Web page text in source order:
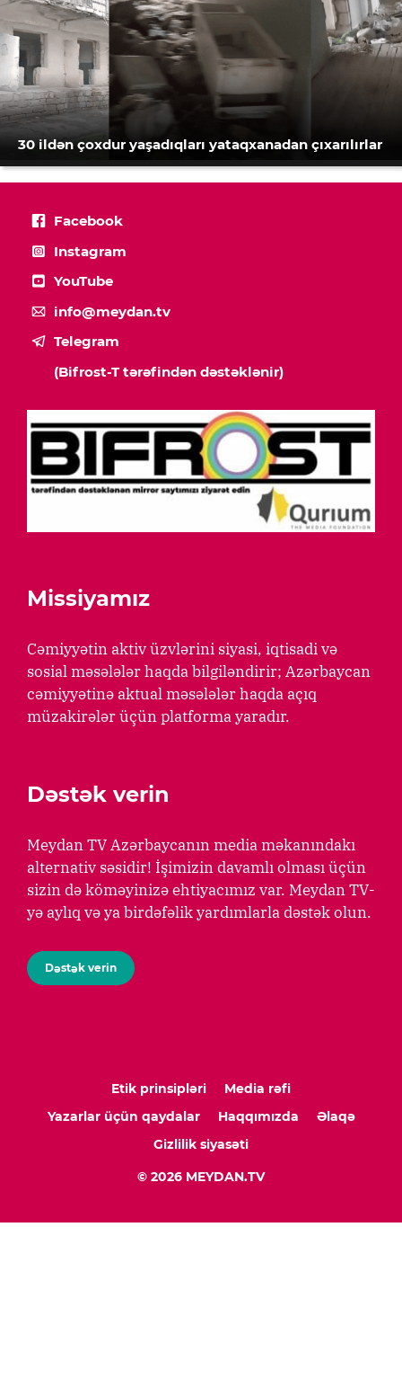
30 ildən çoxdur yaşadıqları yataqxanadan çıxarılırlar
Facebook
Instagram
YouTube
info@meydan.tv
Telegram
(Bifrost-T tərəfindən dəstəklənir)
Missiyamız
Cəmiyyətin aktiv üzvlərini siyasi, iqtisadi və
sosial məsələlər haqda bilgiləndirir; Azərbaycan
cəmiyyətinə aktual məsələlər haqda açıq
müzakirələr üçün platforma yaradır.
Dəstək verin
Meydan TV Azərbaycanın media məkanındakı
alternativ səsidir! İşimizin davamlı olması üçün
sizin də köməyinizə ehtiyacımız var. Meydan TV-
yə aylıq və ya birdəfəlik yardımlarla dəstək olun.
Dəstək verin
Etik prinsipləri
Media rəfi
Yazarlar üçün qaydalar
Haqqımızda
Əlaqə
Gizlilik siyasəti
© 2026 MEYDAN.TV